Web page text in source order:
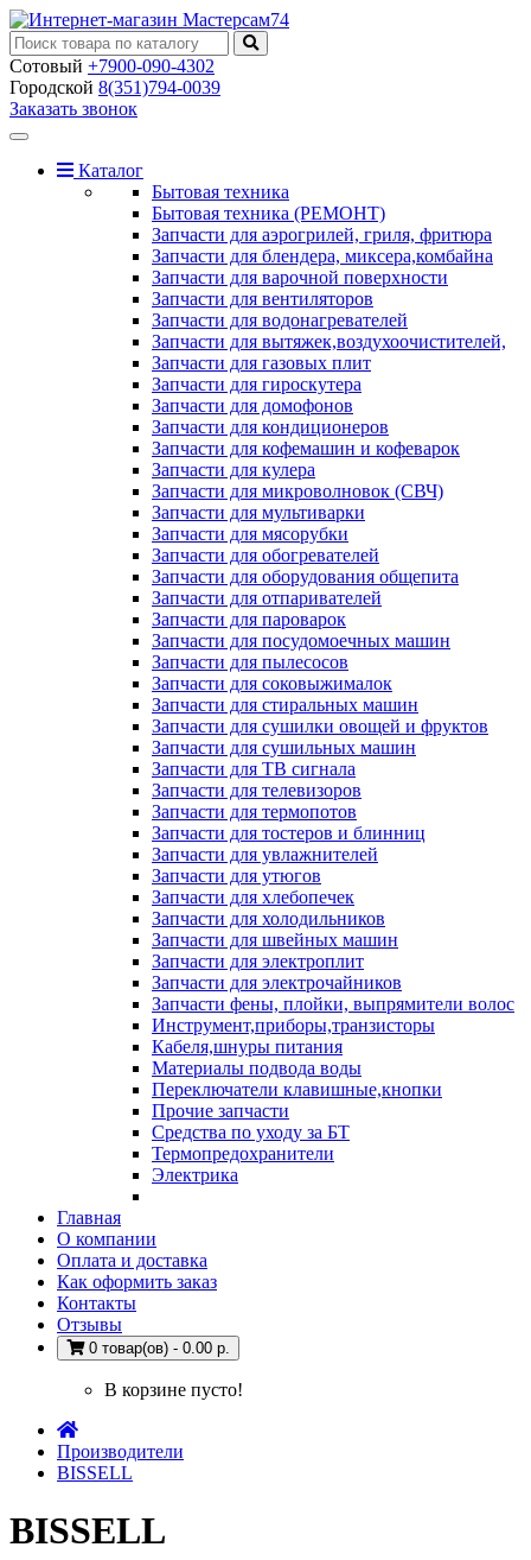
Сотовый +7900-090-4302
Городской 8(351)794-0039
Заказать звонок
Toggle
navigationКаталог
Бытовая техника
Бытовая техника (РЕМОНТ)
Запчасти для аэрогрилей, гриля, фритюра
Запчасти для блендера, миксера,комбайна
Запчасти для варочной поверхности
Запчасти для вентиляторов
Запчасти для водонагревателей
Запчасти для вытяжек,воздухоочистителей,
Запчасти для газовых плит
Запчасти для гироскутера
Запчасти для домофонов
Запчасти для кондиционеров
Запчасти для кофемашин и кофеварок
Запчасти для кулера
Запчасти для микроволновок (СВЧ)
Запчасти для мультиварки
Запчасти для мясорубки
Запчасти для обогревателей
Запчасти для оборудования общепита
Запчасти для отпаривателей
Запчасти для пароварок
Запчасти для посудомоечных машин
Запчасти для пылесосов
Запчасти для соковыжималок
Запчасти для стиральных машин
Запчасти для сушилки овощей и фруктов
Запчасти для сушильных машин
Запчасти для ТВ сигнала
Запчасти для телевизоров
Запчасти для термопотов
Запчасти для тостеров и блинниц
Запчасти для увлажнителей
Запчасти для утюгов
Запчасти для хлебопечек
Запчасти для холодильников
Запчасти для швейных машин
Запчасти для электроплит
Запчасти для электрочайников
Запчасти фены, плойки, выпрямители волос
Инструмент,приборы,транзисторы
Кабеля,шнуры питания
Материалы подвода воды
Переключатели клавишные,кнопки
Прочие запчасти
Средства по уходу за БТ
Термопредохранители
Электрика
Главная
О компании
Оплата и доставка
Как оформить заказ
Контакты
Отзывы
0 товар(ов) - 0.00 р.
В корзине пусто!
Производители
BISSELL
BISSELL